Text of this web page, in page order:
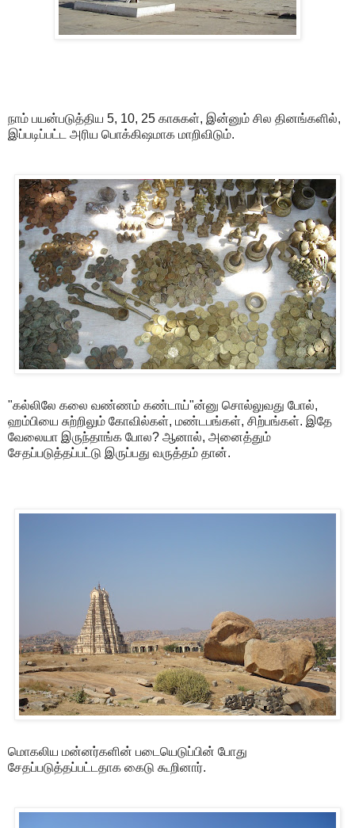
நாம் பயன்படுத்திய 5, 10, 25 காசுகள், இன்னும் சில தினங்களில்,
இப்படிப்பட்ட அரிய பொக்கிஷமாக மாறிவிடும்.
"கல்லிலே கலை வண்ணம் கண்டாய்"ன்னு சொல்லுவது போல்,
ஹம்பியை சுற்றிலும் கோவில்கள், மண்டபங்கள், சிற்பங்கள். இதே
வேலையா இருந்தாங்க போல? ஆனால், அனைத்தும்
சேதப்படுத்தப்பட்டு இருப்பது வருத்தம் தான்.
மொகலிய மன்னர்களின் படையெடுப்பின் போது
சேதப்படுத்தப்பட்டதாக கைடு கூறினார்.